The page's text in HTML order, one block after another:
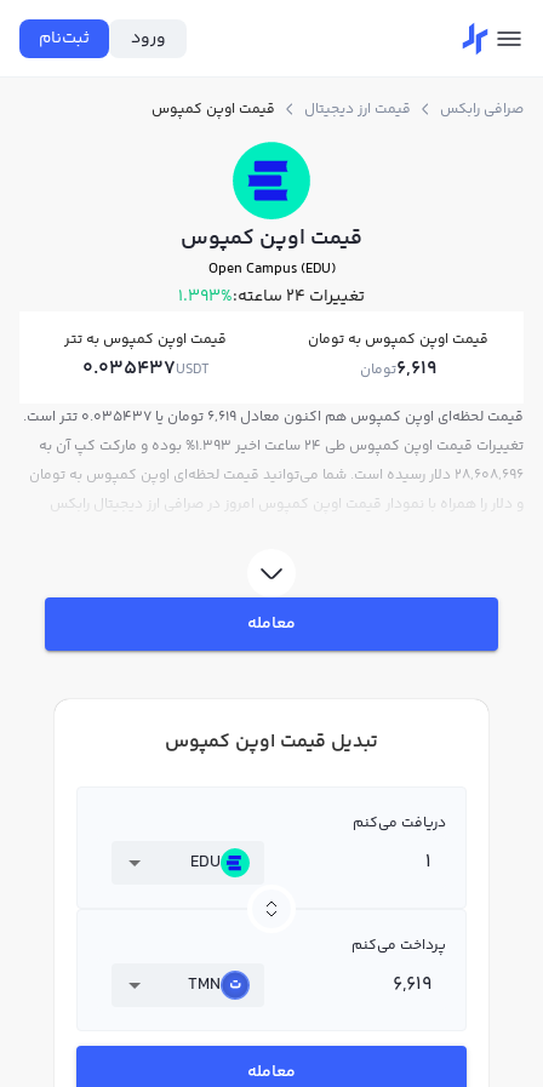
ورود ثبت‌نام
صرافی رابکس قیمت ارز دیجیتال قیمت اوپن کمپوس
قیمت اوپن کمپوس
Open Campus (EDU)
تغییرات ۲۴ ساعته: 1.393%
قیمت اوپن کمپوس به تومان
6,619تومان
قیمت اوپن کمپوس به تتر
0.035437USDT
قیمت لحظه‌ای اوپن کمپوس هم اکنون معادل 6,619 تومان یا 0.035437 تتر است.
تغییرات قیمت اوپن کمپوس طی 24 ساعت اخیر 1.393% بوده و مارکت کپ آن به
28,608,696 دلار رسیده است. شما می‌توانید قیمت لحظه‌ای اوپن کمپوس به تومان
و دلار را همراه با نمودار قیمت اوپن کمپوس امروز در صرافی ارز دیجیتال رابکس
معامله
تبدیل قیمت اوپن کمپوس
دریافت می‌کنم
EDU
پرداخت می‌کنم
TMN
معامله